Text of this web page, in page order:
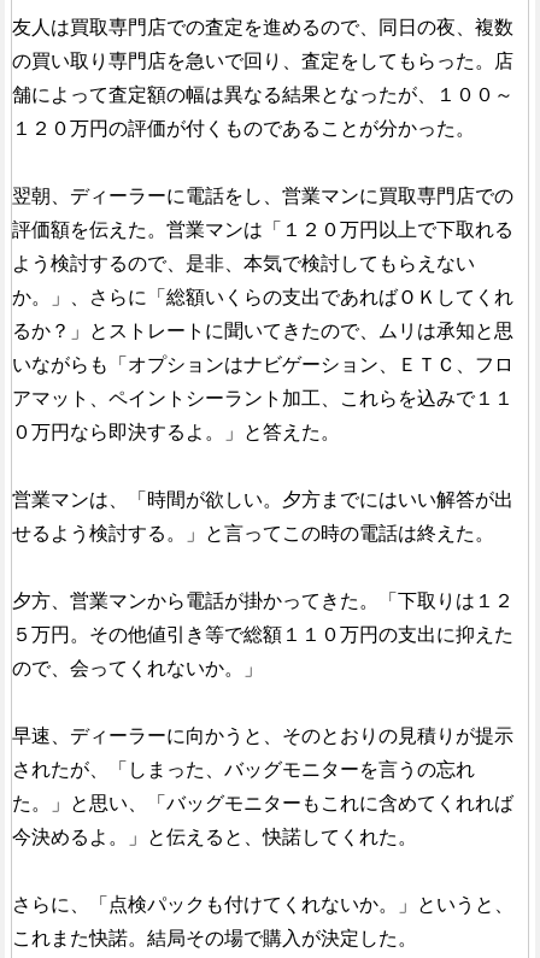
友人は買取専門店での査定を進めるので、同日の夜、複数
の買い取り専門店を急いで回り、査定をしてもらった。店
舗によって査定額の幅は異なる結果となったが、１００～
１２０万円の評価が付くものであることが分かった。
翌朝、ディーラーに電話をし、営業マンに買取専門店での
評価額を伝えた。営業マンは「１２０万円以上で下取れる
よう検討するので、是非、本気で検討してもらえない
か。」、さらに「総額いくらの支出であればＯＫしてくれ
るか？」とストレートに聞いてきたので、ムリは承知と思
いながらも「オプションはナビゲーション、ＥＴＣ、フロ
アマット、ペイントシーラント加工、これらを込みで１１
０万円なら即決するよ。」と答えた。
営業マンは、「時間が欲しい。夕方までにはいい解答が出
せるよう検討する。」と言ってこの時の電話は終えた。
夕方、営業マンから電話が掛かってきた。「下取りは１２
５万円。その他値引き等で総額１１０万円の支出に抑えた
ので、会ってくれないか。」
早速、ディーラーに向かうと、そのとおりの見積りが提示
されたが、「しまった、バッグモニターを言うの忘れ
た。」と思い、「バッグモニターもこれに含めてくれれば
今決めるよ。」と伝えると、快諾してくれた。
さらに、「点検パックも付けてくれないか。」というと、
これまた快諾。結局その場で購入が決定した。